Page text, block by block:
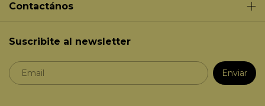
Contactános
Suscribite al newsletter